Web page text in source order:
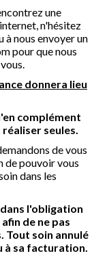
une
n'hésitez
à nous envoyer un
pour que nous
donnera lieu
complément
réaliser seules.
de vous
de pouvoir vous
dans les
l'obligation
de ne pas
Tout soin annulé
à sa facturation.